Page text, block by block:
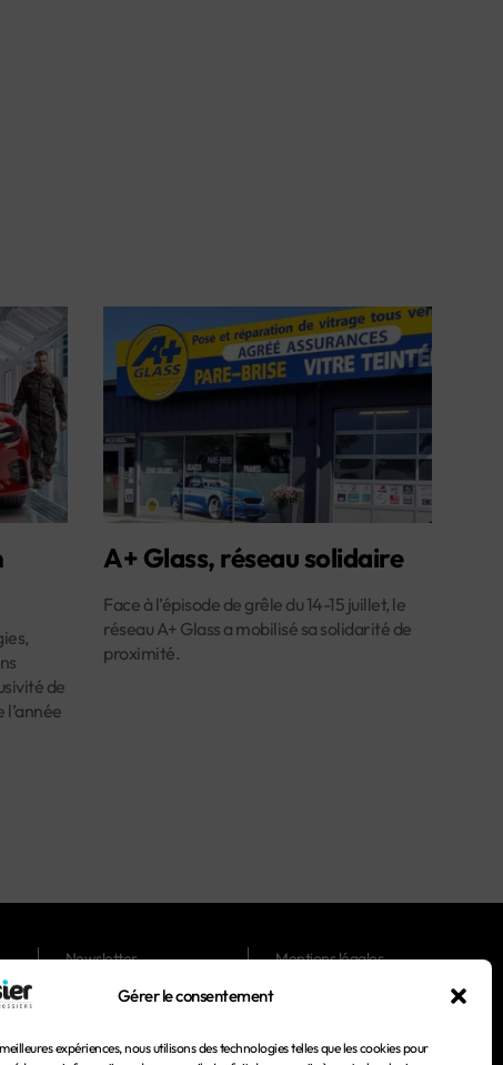
Gérer le consentement
expériences, nous utilisons des technologies telles que les cookies pour
de
A+ Glass, réseau solidaire
Face à l’épisode de grêle du 14-15 juillet, le
réseau A+ Glass a mobilisé sa solidarité de
proximité.
Newsletter
Magazines
Mentions légales
Conditions générales de